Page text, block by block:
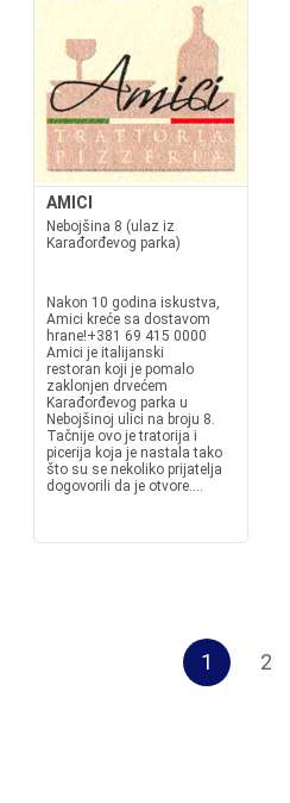
AMICI
Nebojšina 8 (ulaz iz
Karađorđevog parka)
Nakon 10 godina iskustva,
Amici kreće sa dostavom
hrane!+381 69 415 0000
Amici je italijanski
restoran koji je pomalo
zaklonjen drvećem
Karađorđevog parka u
Nebojšinoj ulici na broju 8.
Tačnije ovo je tratorija i
picerija koja je nastala tako
što su se nekoliko prijatelja
dogovorili da je otvore....
1 2